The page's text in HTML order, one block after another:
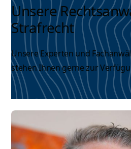
Unsere
Strafrecht
Unsere Experten und
stehen Ihnen gerne zur